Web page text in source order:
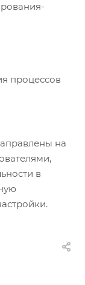
процессов
на
в